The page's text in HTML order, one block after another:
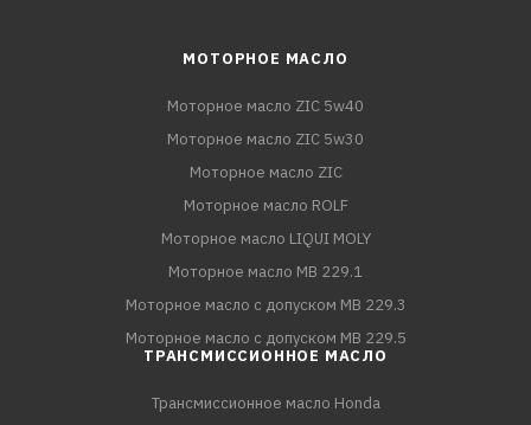
МОТОРНОЕ МАСЛО
Моторное масло ZIC 5w40
Моторное масло ZIC 5w30
Моторное масло ZIC
Моторное масло ROLF
Моторное масло LIQUI MOLY
Моторное масло MB 229.1
Моторное масло с допуском MB 229.3
Моторное масло с допуском MB 229.5
ТРАНСМИССИОННОЕ МАСЛО
Трансмиссионное масло Honda